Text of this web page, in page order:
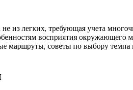
легких, требующая учета
восприятия окружающего
советы по выбору темпа